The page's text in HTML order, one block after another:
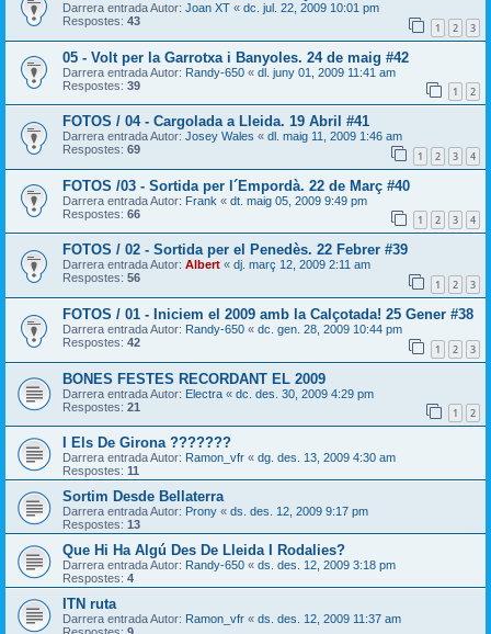
Darrera entrada Autor: Joan XT « dc. jul. 22, 2009 10:01 pm
Respostes: 43 1 2 3
05 - Volt per la Garrotxa i Banyoles. 24 de maig #42
Darrera entrada Autor: Randy-650 « dl. juny 01, 2009 11:41 am
Respostes: 39 1 2
FOTOS / 04 - Cargolada a Lleida. 19 Abril #41
Darrera entrada Autor: Josey Wales « dl. maig 11, 2009 1:46 am
Respostes: 69 1 2 3 4
FOTOS /03 - Sortida per l´Empordà. 22 de Març #40
Darrera entrada Autor: Frank « dt. maig 05, 2009 9:49 pm
Respostes: 66 1 2 3 4
FOTOS / 02 - Sortida per el Penedès. 22 Febrer #39
Darrera entrada Autor: Albert « dj. març 12, 2009 2:11 am
Respostes: 56 1 2 3
FOTOS / 01 - Iniciem el 2009 amb la Calçotada! 25 Gener #38
Darrera entrada Autor: Randy-650 « dc. gen. 28, 2009 10:44 pm
Respostes: 42 1 2 3
BONES FESTES RECORDANT EL 2009
Darrera entrada Autor: Electra « dc. des. 30, 2009 4:29 pm
Respostes: 21 1 2
I Els De Girona ???????
Darrera entrada Autor: Ramon_vfr « dg. des. 13, 2009 4:30 am
Respostes: 11
Sortim Desde Bellaterra
Darrera entrada Autor: Prony « ds. des. 12, 2009 9:17 pm
Respostes: 13
Que Hi Ha Algú Des De Lleida I Rodalies?
Darrera entrada Autor: Randy-650 « ds. des. 12, 2009 3:18 pm
Respostes: 4
ITN ruta
Darrera entrada Autor: Ramon_vfr « ds. des. 12, 2009 11:37 am